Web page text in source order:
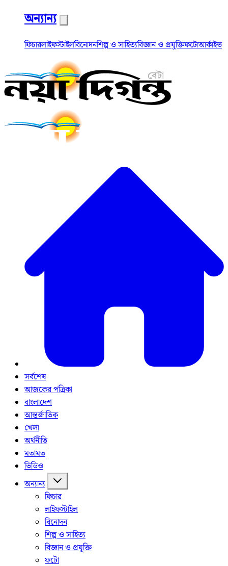
অন্যান্য
ফিচারলাইফস্টাইলবিনোদনশিল্প ও সাহিত্যবিজ্ঞান ও প্রযুক্তিফটোআর্কাইভ
সর্বশেষ
আজকের পত্রিকা
বাংলাদেশ
আন্তর্জাতিক
খেলা
অর্থনীতি
মতামত
ভিডিও
অন্যান্য
ফিচার
লাইফস্টাইল
বিনোদন
শিল্প ও সাহিত্য
বিজ্ঞান ও প্রযুক্তি
ফটো